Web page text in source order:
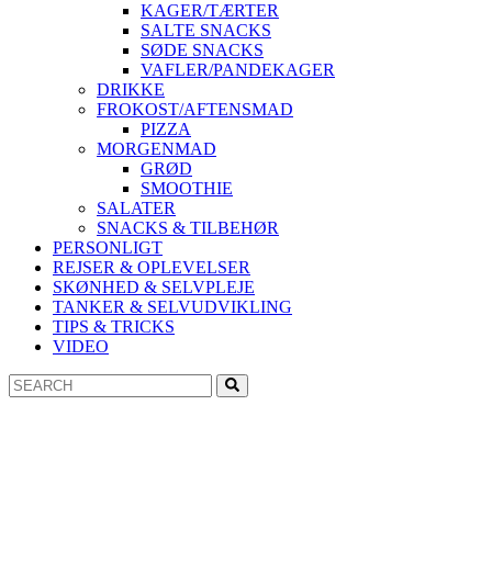
KAGER/TÆRTER
SALTE SNACKS
SØDE SNACKS
VAFLER/PANDEKAGER
DRIKKE
FROKOST/AFTENSMAD
PIZZA
MORGENMAD
GRØD
SMOOTHIE
SALATER
SNACKS & TILBEHØR
PERSONLIGT
REJSER & OPLEVELSER
SKØNHED & SELVPLEJE
TANKER & SELVUDVIKLING
TIPS & TRICKS
VIDEO
Search
for: